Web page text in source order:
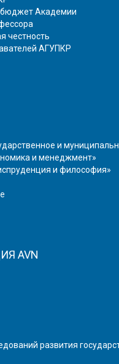
Академии
честность
АГУПКР
и
и менеджмент»
и философия»
AVN
развития